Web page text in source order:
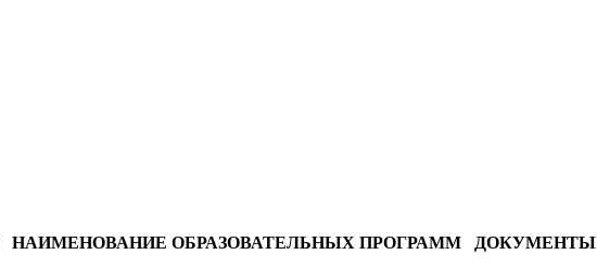
НАИМЕНОВАНИЕ ОБРАЗОВАТЕЛЬНЫХ ПРОГРАММ ДОКУМЕНТЫ